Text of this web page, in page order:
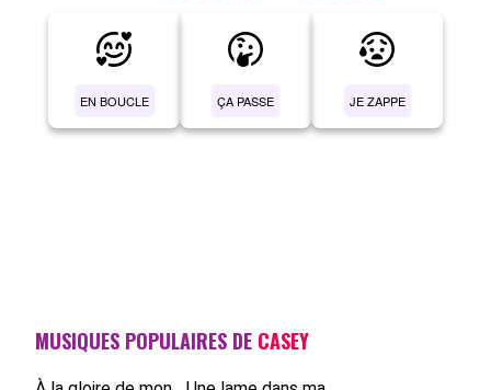
EN BOUCLE ÇA PASSE JE ZAPPE
MUSIQUES POPULAIRES DE CASEY